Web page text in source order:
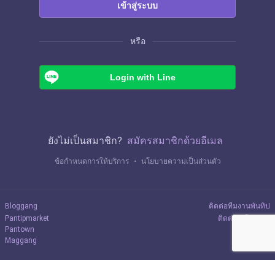
เข้าสู่ระบบ
หรือ
Login with Line
ยังไม่เป็นสมาชิก? สมัครสมาชิกด้วยอีเมล
ข้อกำหนดการให้บริการ ・ นโยบายความเป็นส่วนตัว
Bloggang
Pantipmarket
Pantown
Maggang
ติดต่อทีมงานพันทิป
ติดต่อลงโฆษณา